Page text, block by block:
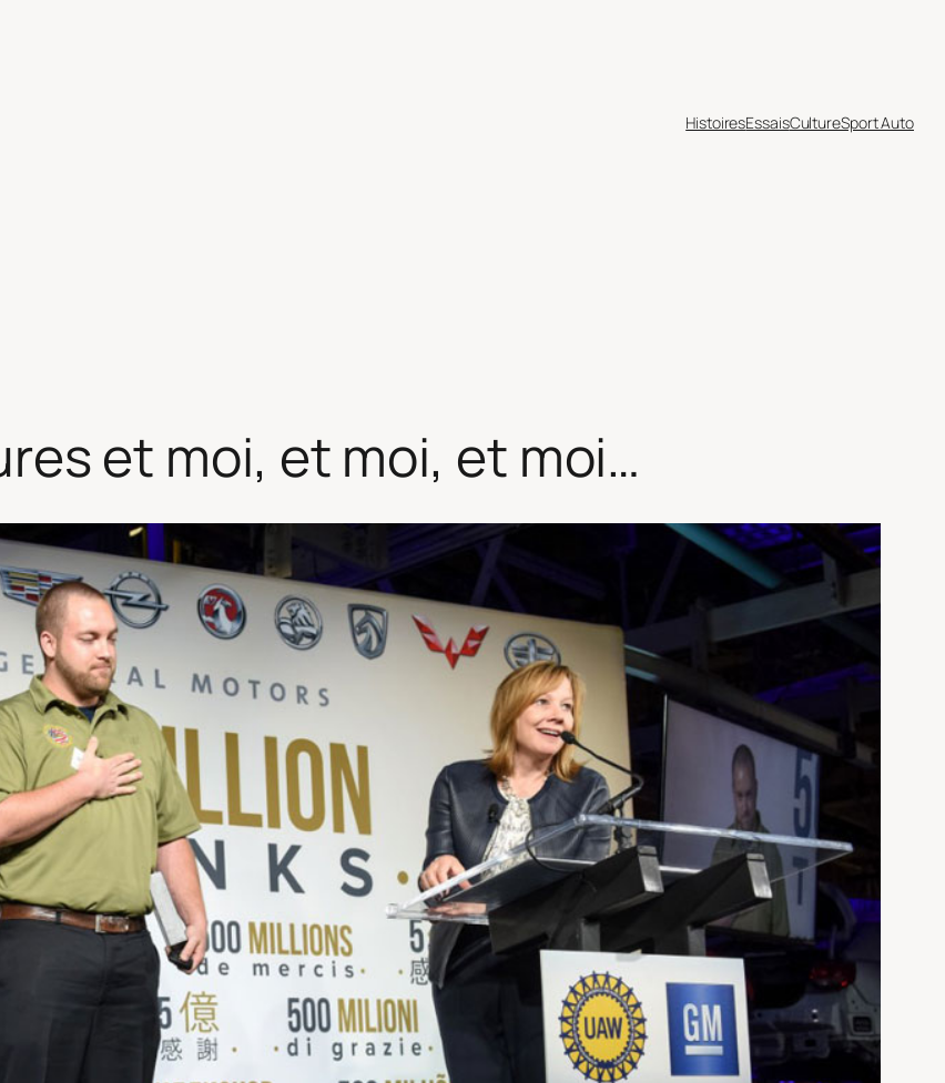
HistoiresEssaisCultureSport Auto
et moi, et moi, et moi…